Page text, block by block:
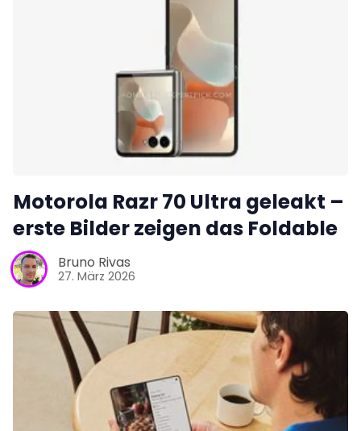
Motorola Razr 70 Ultra geleakt –
erste Bilder zeigen das Foldable
Bruno Rivas
27. März 2026